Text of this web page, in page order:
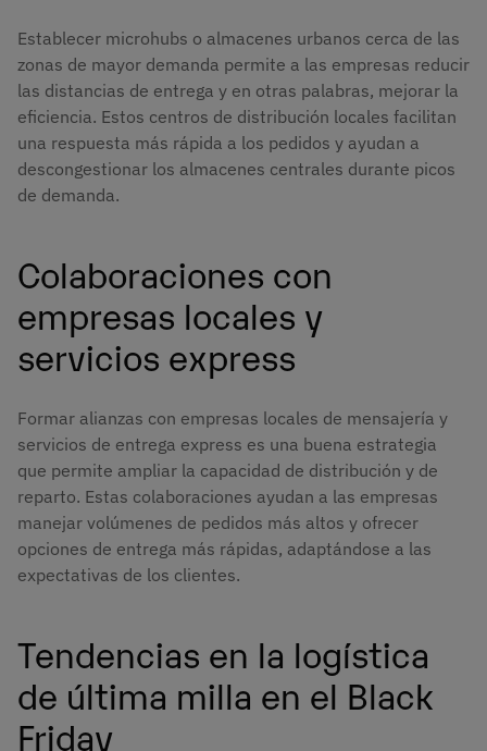
Establecer microhubs o almacenes urbanos cerca de las
zonas de mayor demanda permite a las empresas reducir
las distancias de entrega y en otras palabras, mejorar la
eficiencia. Estos centros de distribución locales facilitan
una respuesta más rápida a los pedidos y ayudan a
descongestionar los almacenes centrales durante picos
de demanda.
Colaboraciones con
empresas locales y
servicios express
Formar alianzas con empresas locales de mensajería y
servicios de entrega express es una buena estrategia
que permite ampliar la capacidad de distribución y de
reparto. Estas colaboraciones ayudan a las empresas
manejar volúmenes de pedidos más altos y ofrecer
opciones de entrega más rápidas, adaptándose a las
expectativas de los clientes.
Tendencias en la logística
de última milla en el Black
Friday